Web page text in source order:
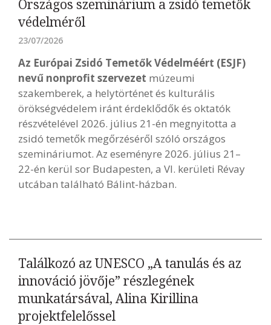
Országos szeminárium a zsidó temetők
védelméről
23/07/2026
Az Európai Zsidó Temetők Védelméért (ESJF)
nevű nonprofit szervezet múzeumi
szakemberek, a helytörténet és kulturális
örökségvédelem iránt érdeklődők és oktatók
részvételével 2026. július 21-én megnyitotta a
zsidó temetők megőrzéséről szóló országos
szemináriumot. Az eseményre 2026. július 21–
22-én kerül sor Budapesten, a VI. kerületi Révay
utcában található Bálint-házban.
Találkozó az UNESCO „A tanulás és az
innováció jövője” részlegének
munkatársával, Alina Kirillina
projektfelelőssel